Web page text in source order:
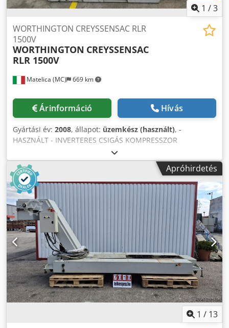
1 /3
Matelica (MC) 669 km
WORTHINGTON CREYSSENSAC RLR
1500V
WORTHINGTON CREYSSENSAC
RLR 1500V
Árinformáció Hívás
Gyártási év: 2008, állapot: üzemkész (használt), -
HASZNÁLT - INVERTERES CSIGÁS KOMPRESSZOR
TELJESÍTMÉNY: 11 kW MAXIMÁLIS NYOMÁS: 12,5 bar SÚLY:
271 kg ÖSSZES MÉRETEK: 960 x 615 x 1050 mm
Crsdpezqwggjfx Altjf
Apróhirdetés
1 / 13